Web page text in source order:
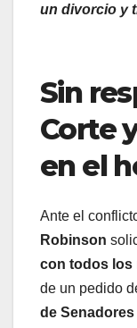
un divorcio y
Sin
Corte
en el
Ante el
Robinson
con todos los
de un pedido
de Senadores